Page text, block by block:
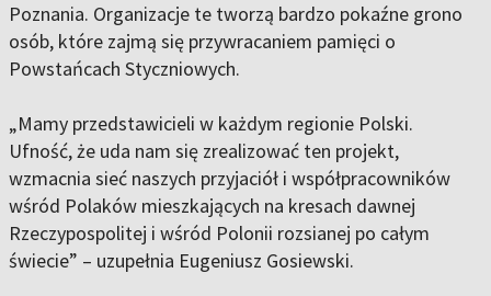
Poznania. Organizacje te tworzą bardzo pokaźne grono
osób, które zajmą się przywracaniem pamięci o
Powstańcach Styczniowych.
„Mamy przedstawicieli w każdym regionie Polski.
Ufność, że uda nam się zrealizować ten projekt,
wzmacnia sieć naszych przyjaciół i współpracowników
wśród Polaków mieszkających na kresach dawnej
Rzeczypospolitej i wśród Polonii rozsianej po całym
świecie” – uzupełnia Eugeniusz Gosiewski.